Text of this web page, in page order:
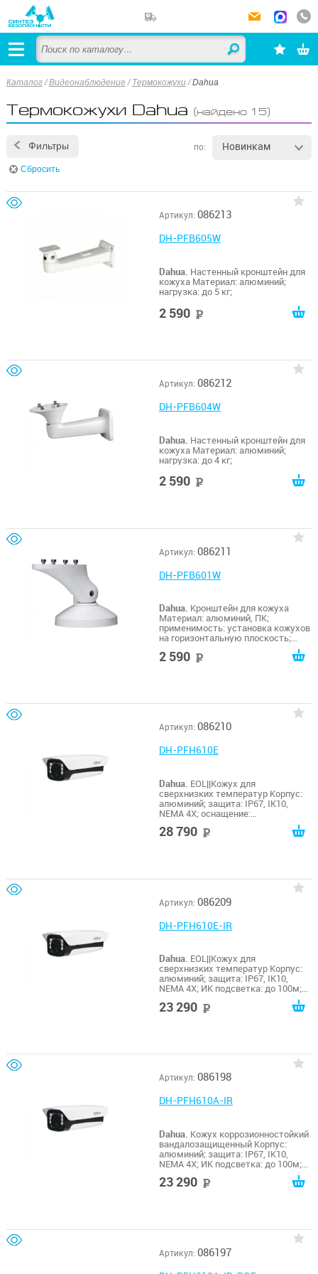
Каталог /Видеонаблюдение / Термокожухи/Dahua
Термокожухи Dahua (найдено 15)
Фильтры по: Новинкам
Сбросить
Артикул: 086213
DH-PFB605W
Dahua. Настенный кронштейн для
кожуха Материал: алюминий;
нагрузка: до 5 кг;
2 590
Артикул: 086212
DH-PFB604W
Dahua. Настенный кронштейн для
кожуха Материал: алюминий;
нагрузка: до 4 кг;
2 590
Артикул: 086211
DH-PFB601W
Dahua. Кронштейн для кожуха
Материал: алюминий, ПК;
применимость: установка кожухов
на горизонтальную плоскость;
2 590
Артикул: 086210
DH-PFH610E
Dahua. EOL||Кожух для
сверхнизких температур Корпус:
алюминий; защита: IP67, IK10,
NEMA 4X; оснащение:
обогреватель; питание: AC 220В /
AC110В; эксплуатация: -65º~+55ºC;
28 790
Артикул: 086209
DH-PFH610E-IR
Dahua. EOL||Кожух для
сверхнизких температур Корпус:
алюминий; защита: IP67, IK10,
NEMA 4X; ИК подсветка: до 100м;
оснащение: обогреватель; питание:
AC 220В / AC110В; эксплуатация:
23 290
Артикул: 086198
DH-PFH610A-IR
Dahua. Кожух коррозионностойкий
вандалозащищенный Корпус:
алюминий; защита: IP67, IK10,
NEMA 4X; ИК подсветка: до 100м;
оснащение: обогреватель, кулер,
RS485; питание: AC 24В, 5А;
23 290
Артикул: 086197